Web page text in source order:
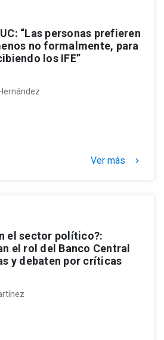
“Las personas prefieren
no formalmente, para
los IFE”
Ver más keyboard_arrow_right
el sector político?:
el rol del Banco Central
y debaten por críticas